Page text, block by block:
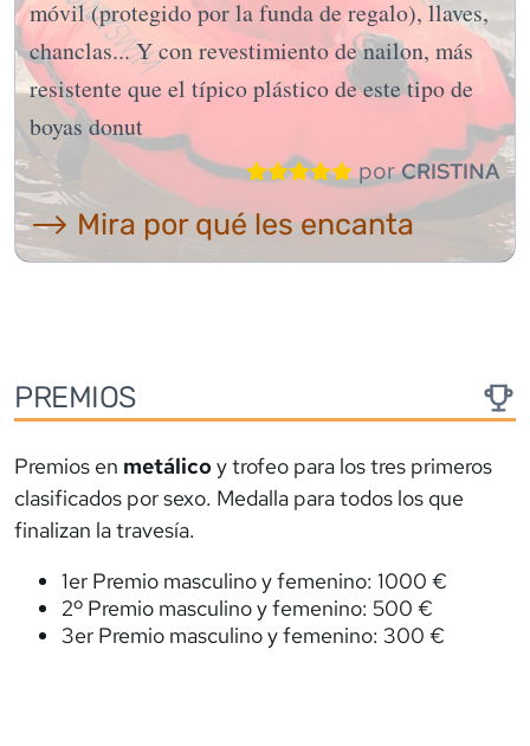
móvil (protegido por la funda de regalo), llaves,
chanclas... Y con revestimiento de nailon, más
resistente que el típico plástico de este tipo de
boyas donut
porCRISTINA
⟶ Mira por qué les encanta
PREMIOS
Premios en metálicoy trofeo para los tres primeros
clasificados por sexo. Medalla para todos los que
finalizan la travesía.
1er Premio masculino y femenino: 1000 €
2º Premio masculino y femenino: 500 €
3er Premio masculino y femenino: 300 €